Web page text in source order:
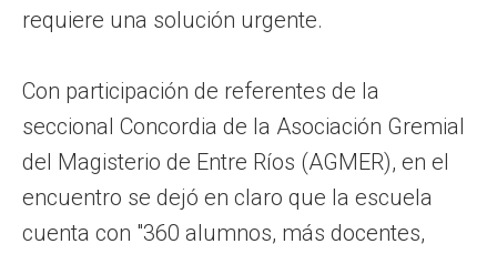
requiere una solución urgente.
Con participación de referentes de la
seccional Concordia de la Asociación Gremial
del Magisterio de Entre Ríos (AGMER), en el
encuentro se dejó en claro que la escuela
cuenta con "360 alumnos, más docentes,